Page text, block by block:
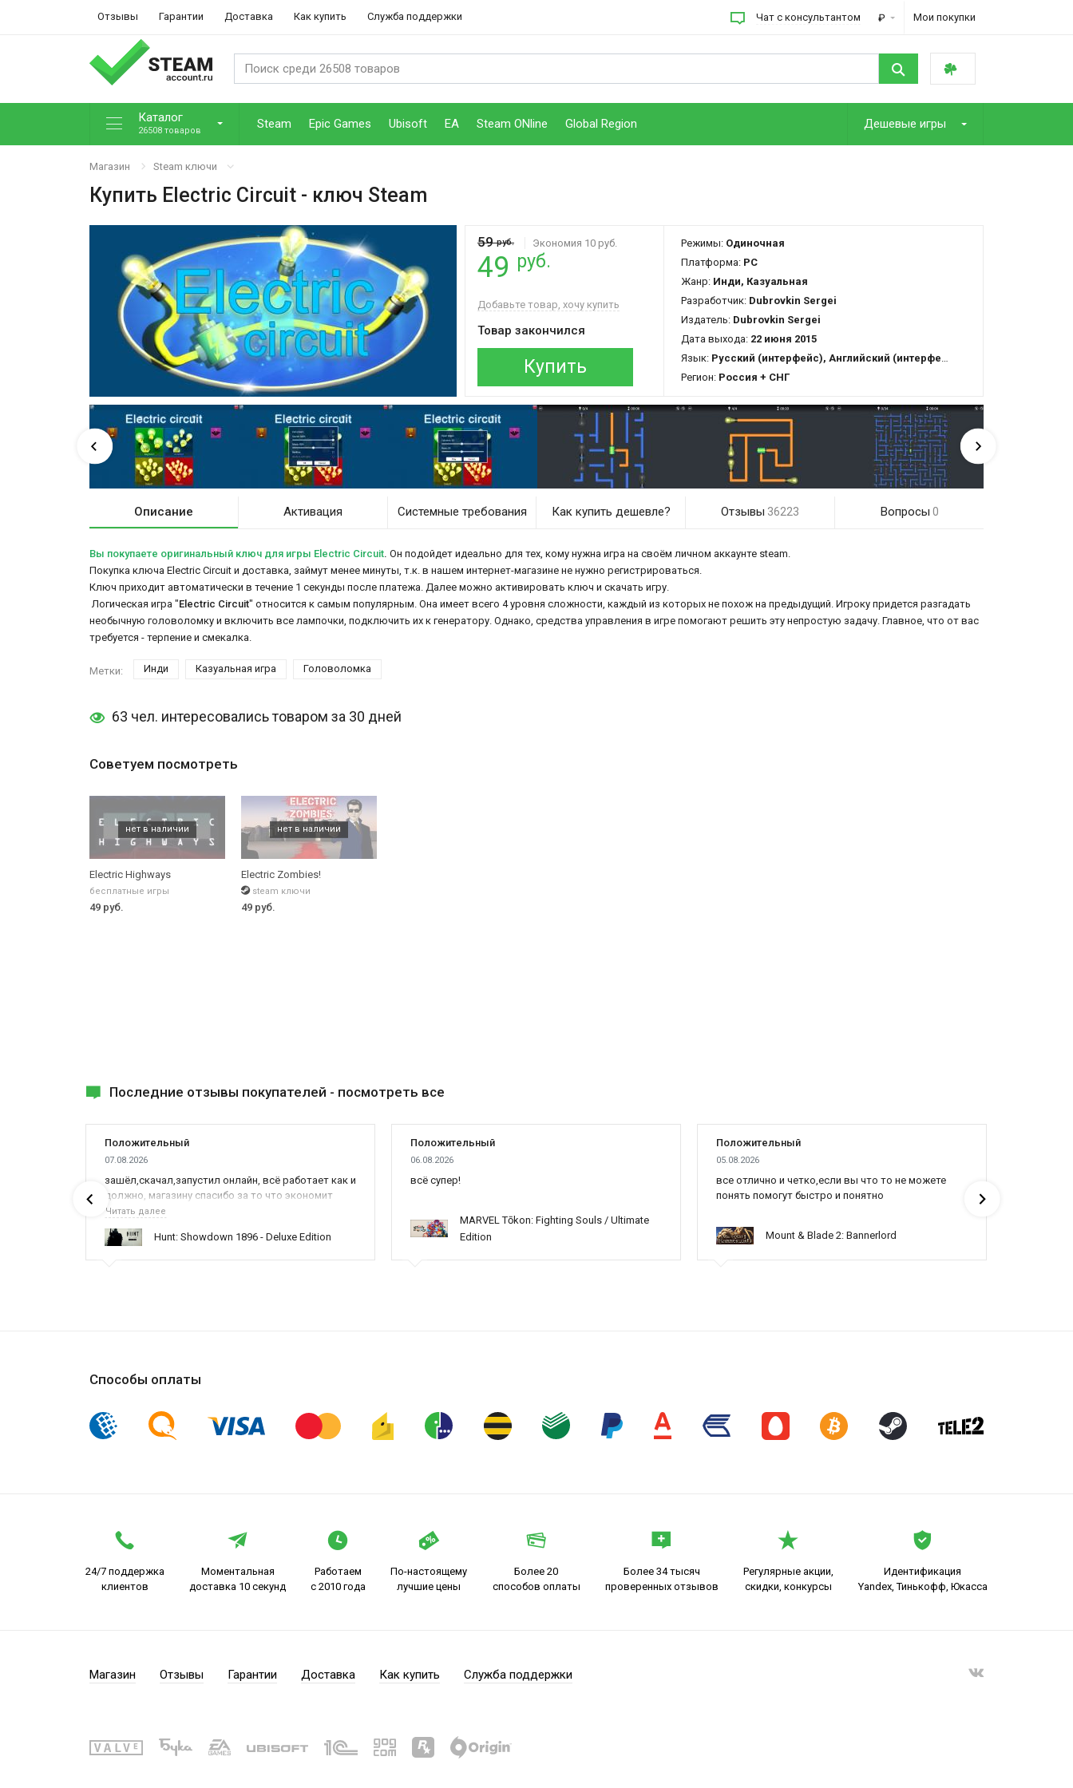
Отзывы Гарантии Доставка Как купить Служба поддержки Чат с консультантом ₽ Мои покупки
Каталог
26508 товаров Steam Epic Games Ubisoft EA Steam ONline Global Region Дешевые игры
Магазин Steam ключи
Купить Electric Circuit - ключ Steam
59руб. Экономия 10 руб.
49 руб.
Добавьте товар, хочу купить
Товар закончился
Купить
Режимы: Одиночная
Платформа: PC
Жанр: Инди, Казуальная
Разработчик: Dubrovkin Sergei
Издатель: Dubrovkin Sergei
Дата выхода: 22 июня 2015
Язык: Русский (интерфейс), Английский (интерфейс)
Регион: Россия + СНГ
Описание Активация Системные требования Как купить дешевле? Отзывы 36223 Вопросы 0
Вы покупаете оригинальный ключ для игры Electric Circuit. Он подойдет идеально для тех, кому нужна игра на своём личном аккаунте steam.
Покупка ключа Electric Circuit и доставка, займут менее минуты, т.к. в нашем интернет-магазине не нужно регистрироваться.
Ключ приходит автоматически в течение 1 секунды после платежа. Далее можно активировать ключ и скачать игру.
Логическая игра "Electric Circuit" относится к самым популярным. Она имеет всего 4 уровня сложности, каждый из которых не похож на предыдущий. Игроку придется разгадать
необычную головоломку и включить все лампочки, подключить их к генератору. Однако, средства управления в игре помогают решить эту непростую задачу. Главное, что от вас
требуется - терпение и смекалка.
Метки: Инди Казуальная игра Головоломка
63 чел. интересовались товаром за 30 дней
Советуем посмотреть
Electric Highways
бесплатные игры
49 руб.
Electric Zombies!
steam ключи
49 руб.
Последние отзывы покупателей - посмотреть все
Положительный
07.08.2026
зашёл,скачал,запустил онлайн, всё работает как и
должно, магазину спасибо за то что экономит
наше время,нервы и деньги, ребята вы красава
всех только вы и оказываете помощь
Читать далее
Hunt: Showdown 1896 - Deluxe Edition
Положительный
06.08.2026
всё супер!
MARVEL Tōkon: Fighting Souls / Ultimate
Edition
Положительный
05.08.2026
все отлично и четко,если вы что то не можете
понять помогут быстро и понятно
Mount & Blade 2: Bannerlord
Способы оплаты
24/7 поддержка
клиентов
Моментальная
доставка 10 секунд
Работаем
с 2010 года
По-настоящему
лучшие цены
Более 20
способов оплаты
Более 34 тысяч
проверенных отзывов
Регулярные акции,
скидки, конкурсы
Идентификация
Yandex, Тинькофф, Юкасса
Магазин Отзывы Гарантии Доставка Как купить Служба поддержки